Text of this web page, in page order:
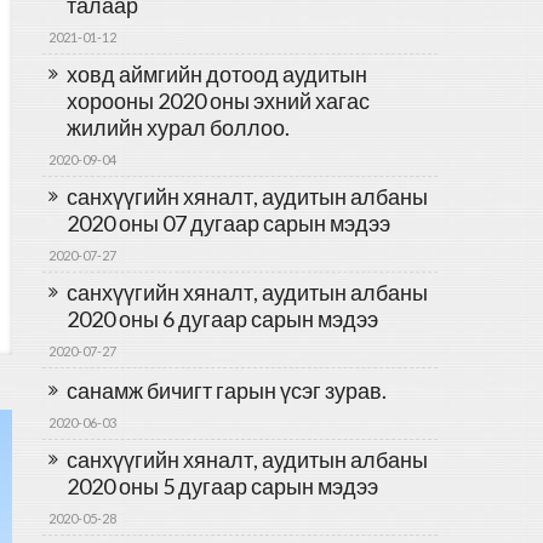
2021-01-12
ховд аймгийн дотоод аудитын
хорооны 2020 оны эхний хагас
жилийн хурал боллоо.
2020-09-04
санхүүгийн хяналт, аудитын албаны
2020 оны 07 дугаар сарын мэдээ
2020-07-27
санхүүгийн хяналт, аудитын албаны
2020 оны 6 дугаар сарын мэдээ
2020-07-27
санамж бичигт гарын үсэг зурав.
2020-06-03
санхүүгийн хяналт, аудитын албаны
2020 оны 5 дугаар сарын мэдээ
2020-05-28